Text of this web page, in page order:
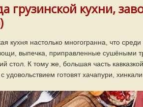
грузинской кухни,
кухня настолько многогранна, что
выпечка, приправленные сушёными
стол. К тому же, большая часть
удовольствием готовят хачапури,